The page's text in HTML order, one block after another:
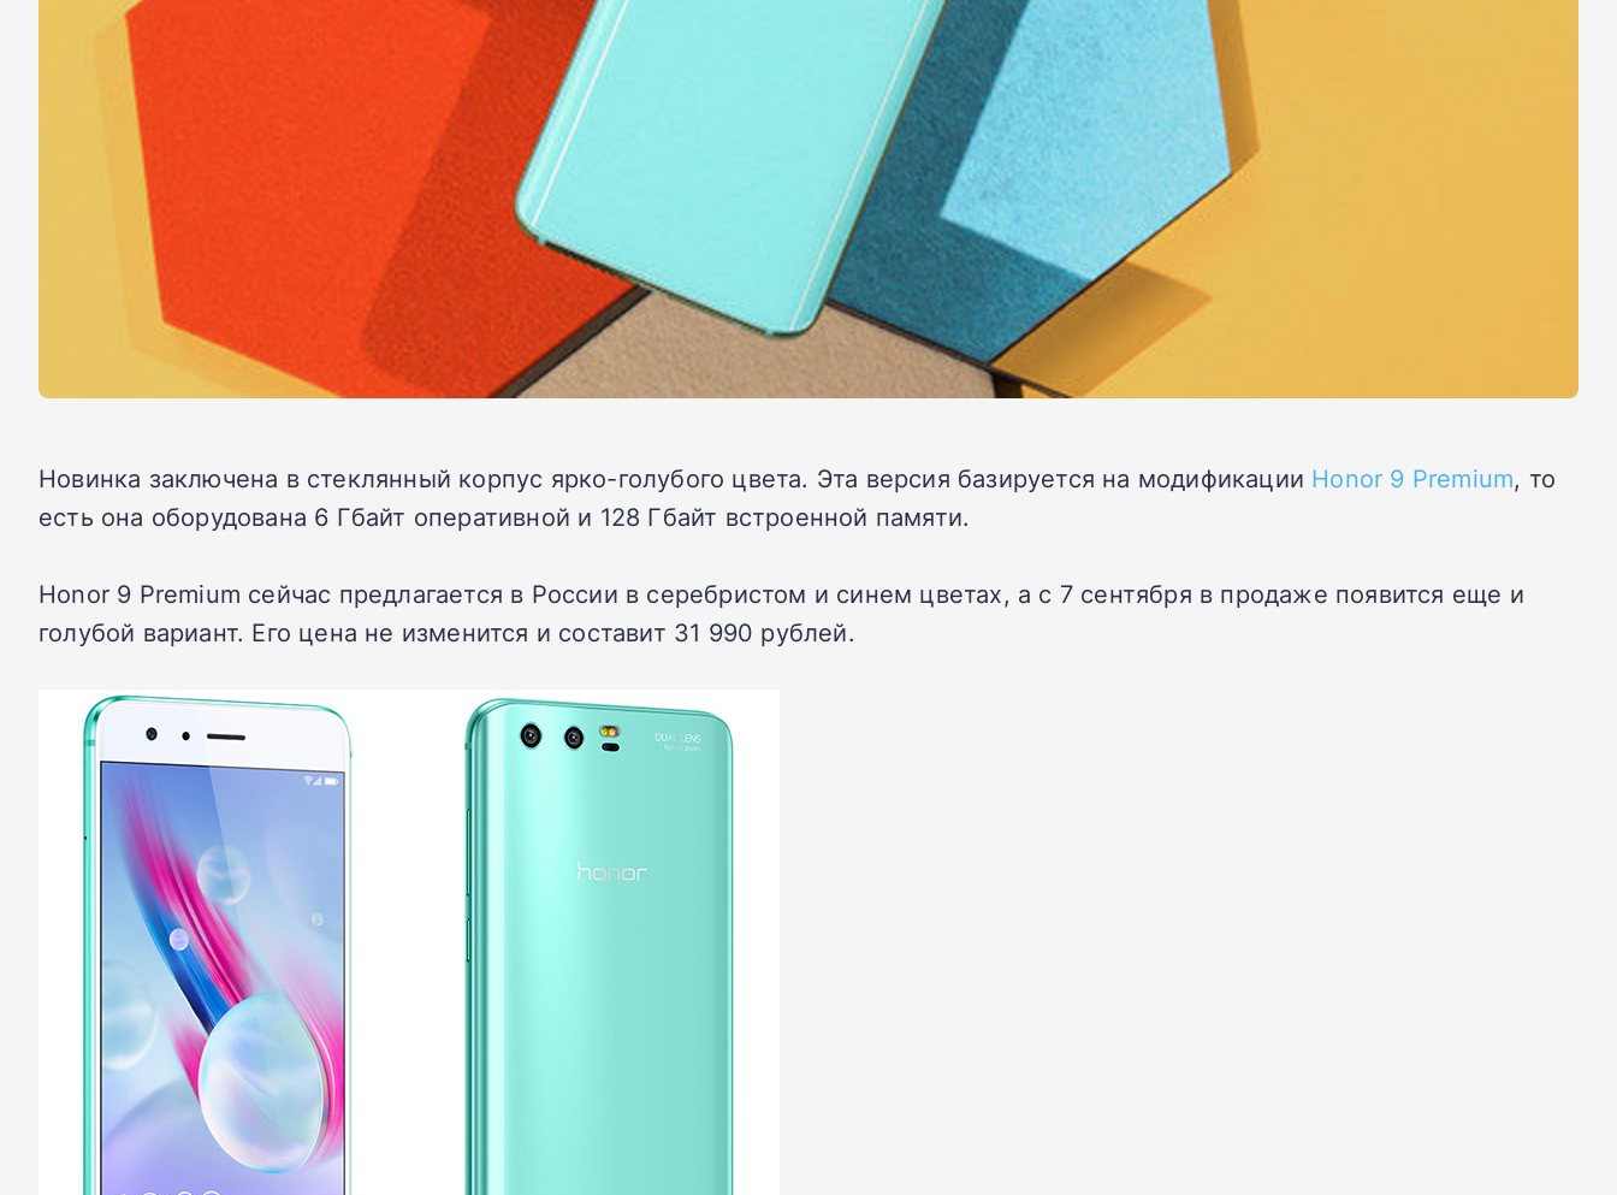
Новинка заключена в стеклянный корпус ярко-голубого цвета. Эта версия базируется на модификации Honor 9 Premium, то
есть она оборудована 6 Гбайт оперативной и 128 Гбайт встроенной памяти.
Honor 9 Premium сейчас предлагается в России в серебристом и синем цветах, а с 7 сентября в продаже появится еще и
голубой вариант. Его цена не изменится и составит 31 990 рублей.